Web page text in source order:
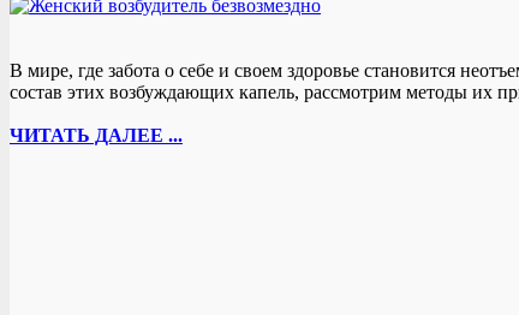
В мире, где забота о себе и своем здоровье становится
состав этих возбуждающих капель, рассмотрим методы их
ЧИТАТЬ ДАЛЕЕ ...